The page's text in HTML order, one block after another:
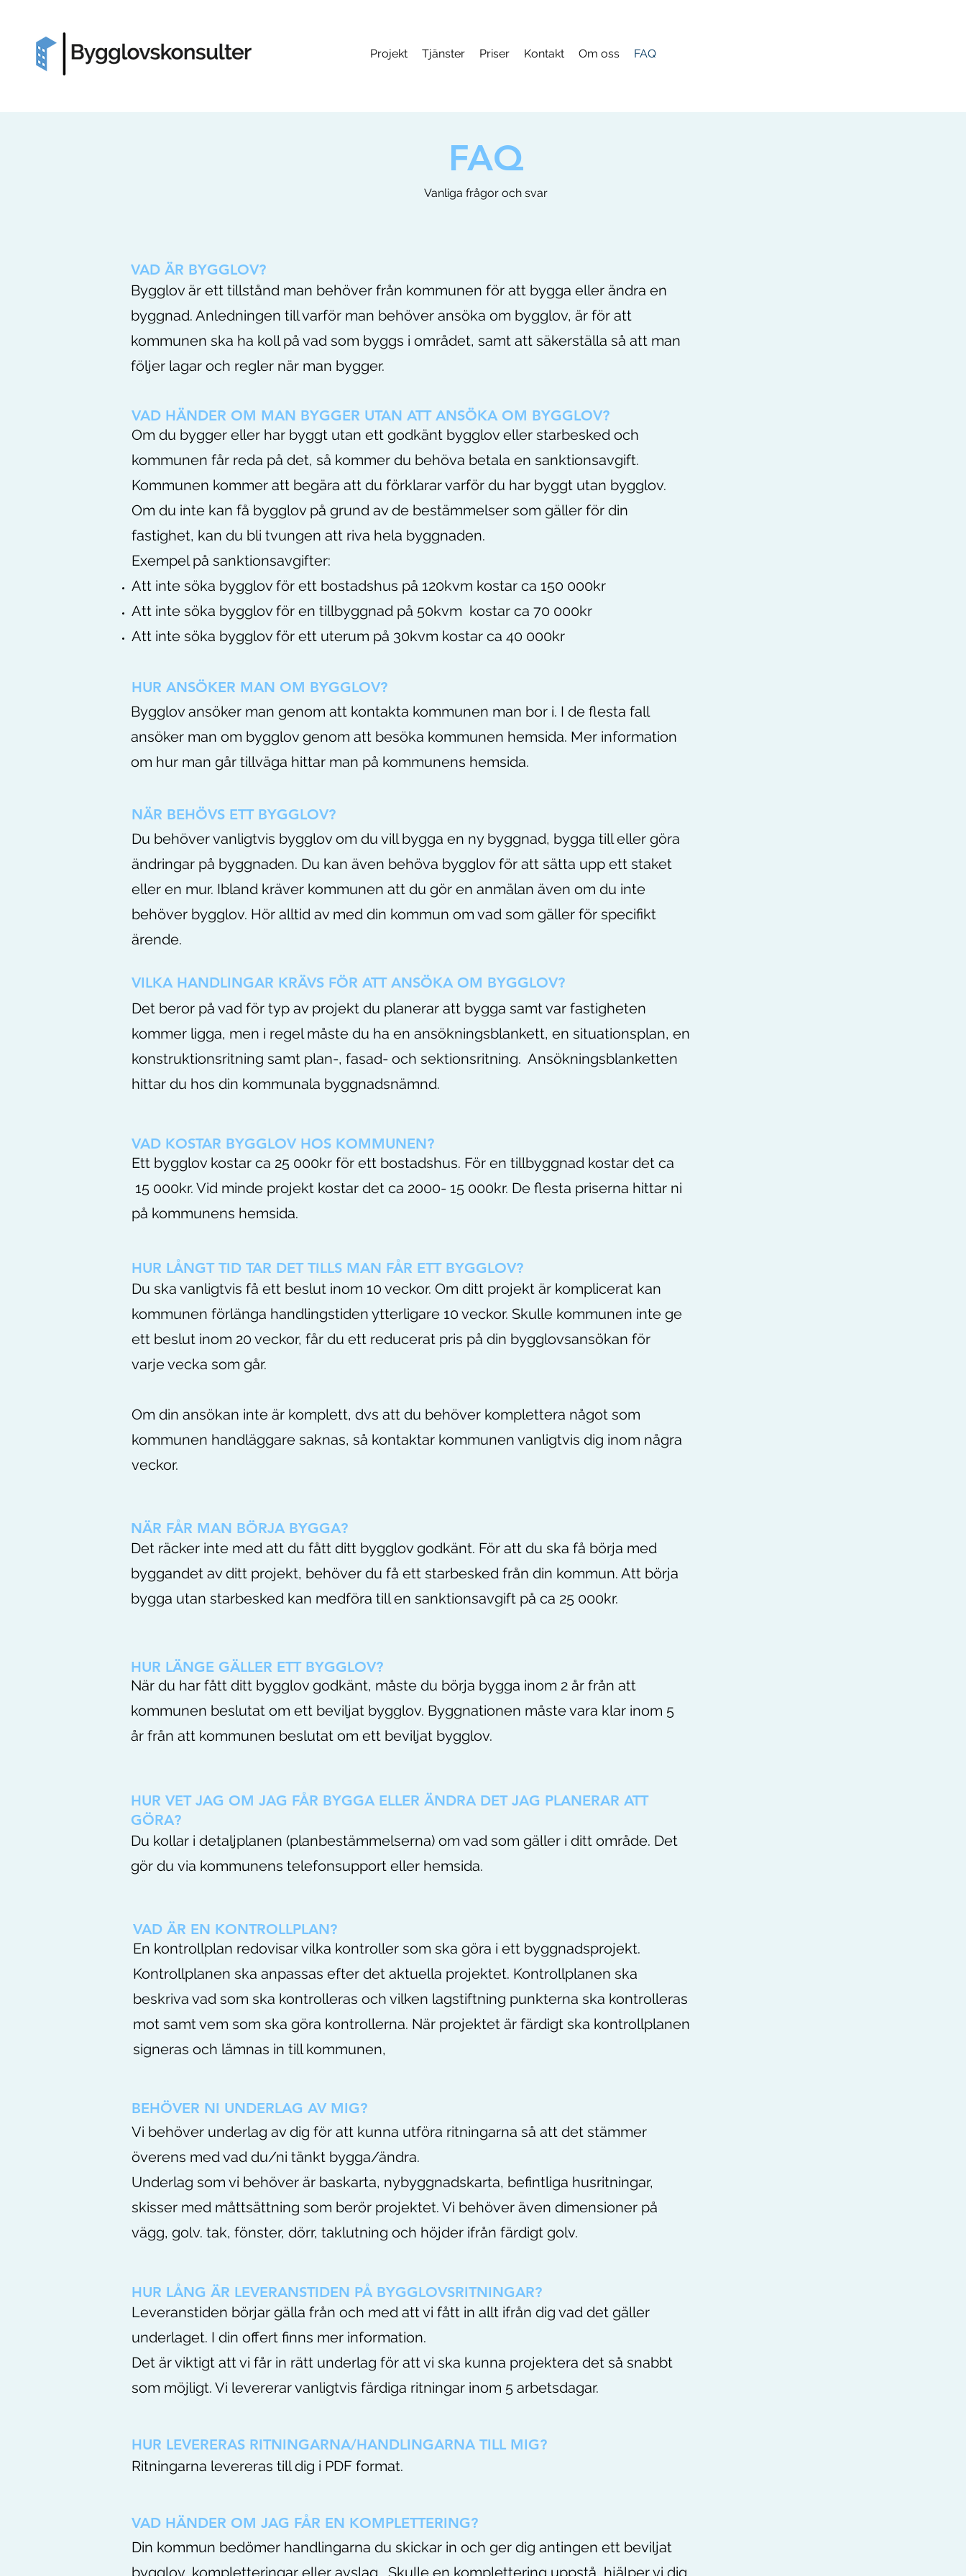
Projekt Tjänster Priser Kontakt Om oss FAQ
FAQ
Vanliga frågor och svar
VAD ÄR BYGGLOV?
Bygglov är ett tillstånd man behöver från kommunen för att bygga eller ändra en
byggnad. Anledningen till varför man behöver ansöka om bygglov, är för att
kommunen ska ha koll på vad som byggs i området, samt att säkerställa så att man
följer lagar och regler när man bygger.
VAD HÄNDER OM MAN BYGGER UTAN ATT ANSÖKA OM BYGGLOV?
Om du bygger eller har byggt utan ett godkänt bygglov eller starbesked och
kommunen får reda på det, så kommer du behöva betala en sanktionsavgift.
Kommunen kommer att begära att du förklarar varför du har byggt utan bygglov.
Om du inte kan få bygglov på grund av de bestämmelser som gäller för din
fastighet, kan du bli tvungen att riva hela byggnaden.
Exempel på sanktionsavgifter:
Att inte söka bygglov för ett bostadshus på 120kvm kostar ca 150 000kr
Att inte söka bygglov för en tillbyggnad på 50kvm kostar ca 70 000kr
Att inte söka bygglov för ett uterum på 30kvm kostar ca 40 000kr
HUR ANSÖKER MAN OM BYGGLOV?
Bygglov ansöker man genom att kontakta kommunen man bor i. I de flesta fall
ansöker man om bygglov genom att besöka kommunen hemsida. Mer information
om hur man går tillväga hittar man på kommunens hemsida.
NÄR BEHÖVS ETT BYGGLOV?
Du behöver vanligtvis bygglov om du vill bygga en ny byggnad, bygga till eller göra
ändringar på byggnaden. Du kan även behöva bygglov för att sätta upp ett staket
eller en mur. Ibland kräver kommunen att du gör en anmälan även om du inte
behöver bygglov. Hör alltid av med din kommun om vad som gäller för specifikt
ärende.
VILKA HANDLINGAR KRÄVS FÖR ATT ANSÖKA OM BYGGLOV?
Det beror på vad för typ av projekt du planerar att bygga samt var fastigheten
kommer ligga, men i regel måste du ha en ansökningsblankett, en situationsplan, en
konstruktionsritning samt plan-, fasad- och sektionsritning. Ansökningsblanketten
hittar du hos din kommunala byggnadsnämnd.
VAD KOSTAR BYGGLOV HOS KOMMUNEN?
Ett bygglov kostar ca 25 000kr för ett bostadshus. För en tillbyggnad kostar det ca
15 000kr. Vid minde projekt kostar det ca 2000- 15 000kr. De flesta priserna hittar ni
på kommunens hemsida.
HUR LÅNGT TID TAR DET TILLS MAN FÅR ETT BYGGLOV?
Du ska vanligtvis få ett beslut inom 10 veckor. Om ditt projekt är komplicerat kan
kommunen förlänga handlingstiden ytterligare 10 veckor. Skulle kommunen inte ge
ett beslut inom 20 veckor, får du ett reducerat pris på din bygglovsansökan för
varje vecka som går.
Om din ansökan inte är komplett, dvs att du behöver komplettera något som
kommunen handläggare saknas, så kontaktar kommunen vanligtvis dig inom några
veckor.
NÄR FÅR MAN BÖRJA BYGGA?
Det räcker inte med att du fått ditt bygglov godkänt. För att du ska få börja med
byggandet av ditt projekt, behöver du få ett starbesked från din kommun. Att börja
bygga utan starbesked kan medföra till en sanktionsavgift på ca 25 000kr.
HUR LÄNGE GÄLLER ETT BYGGLOV?
När du har fått ditt bygglov godkänt, måste du börja bygga inom 2 år från att
kommunen beslutat om ett beviljat bygglov. Byggnationen måste vara klar inom 5
år från att kommunen beslutat om ett beviljat bygglov.
HUR VET JAG OM JAG FÅR BYGGA ELLER ÄNDRA DET JAG PLANERAR ATT
GÖRA?
Du kollar i detaljplanen (planbestämmelserna) om vad som gäller i ditt område. Det
gör du via kommunens telefonsupport eller hemsida.
VAD ÄR EN KONTROLLPLAN?
En kontrollplan redovisar vilka kontroller som ska göra i ett byggnadsprojekt.
Kontrollplanen ska anpassas efter det aktuella projektet. Kontrollplanen ska
beskriva vad som ska kontrolleras och vilken lagstiftning punkterna ska kontrolleras
mot samt vem som ska göra kontrollerna. När projektet är färdigt ska kontrollplanen
signeras och lämnas in till kommunen,
BEHÖVER NI UNDERLAG AV MIG?
Vi behöver underlag av dig för att kunna utföra ritningarna så att det stämmer
överens med vad du/ni tänkt bygga/ändra.
Underlag som vi behöver är baskarta, nybyggnadskarta, befintliga husritningar,
skisser med måttsättning som berör projektet. Vi behöver även dimensioner på
vägg, golv. tak, fönster, dörr, taklutning och höjder ifrån färdigt golv.
HUR LÅNG ÄR LEVERANSTIDEN PÅ BYGGLOVSRITNINGAR?
Leveranstiden börjar gälla från och med att vi fått in allt ifrån dig vad det gäller
underlaget. I din offert finns mer information.
Det är viktigt att vi får in rätt underlag för att vi ska kunna projektera det så snabbt
som möjligt. Vi levererar vanligtvis färdiga ritningar inom 5 arbetsdagar.
HUR LEVERERAS RITNINGARNA/HANDLINGARNA TILL MIG?
Ritningarna levereras till dig i PDF format.
VAD HÄNDER OM JAG FÅR EN KOMPLETTERING?
Din kommun bedömer handlingarna du skickar in och ger dig antingen ett beviljat
bygglov, kompletteringar eller avslag. Skulle en komplettering uppstå, hjälper vi dig